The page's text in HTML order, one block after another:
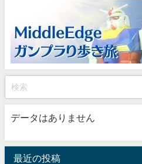
データはありません
最近の投稿